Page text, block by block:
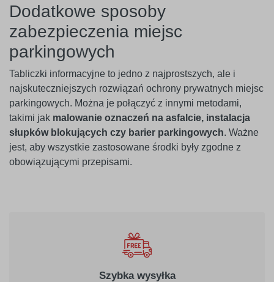
Dodatkowe sposoby
zabezpieczenia miejsc
parkingowych
Tabliczki informacyjne to jedno z najprostszych, ale i
najskuteczniejszych rozwiązań ochrony prywatnych miejsc
parkingowych. Można je połączyć z innymi metodami,
takimi jak malowanie oznaczeń na asfalcie, instalacja
słupków blokujących czy barier parkingowych. Ważne
jest, aby wszystkie zastosowane środki były zgodne z
obowiązującymi przepisami.
Szybka wysyłka